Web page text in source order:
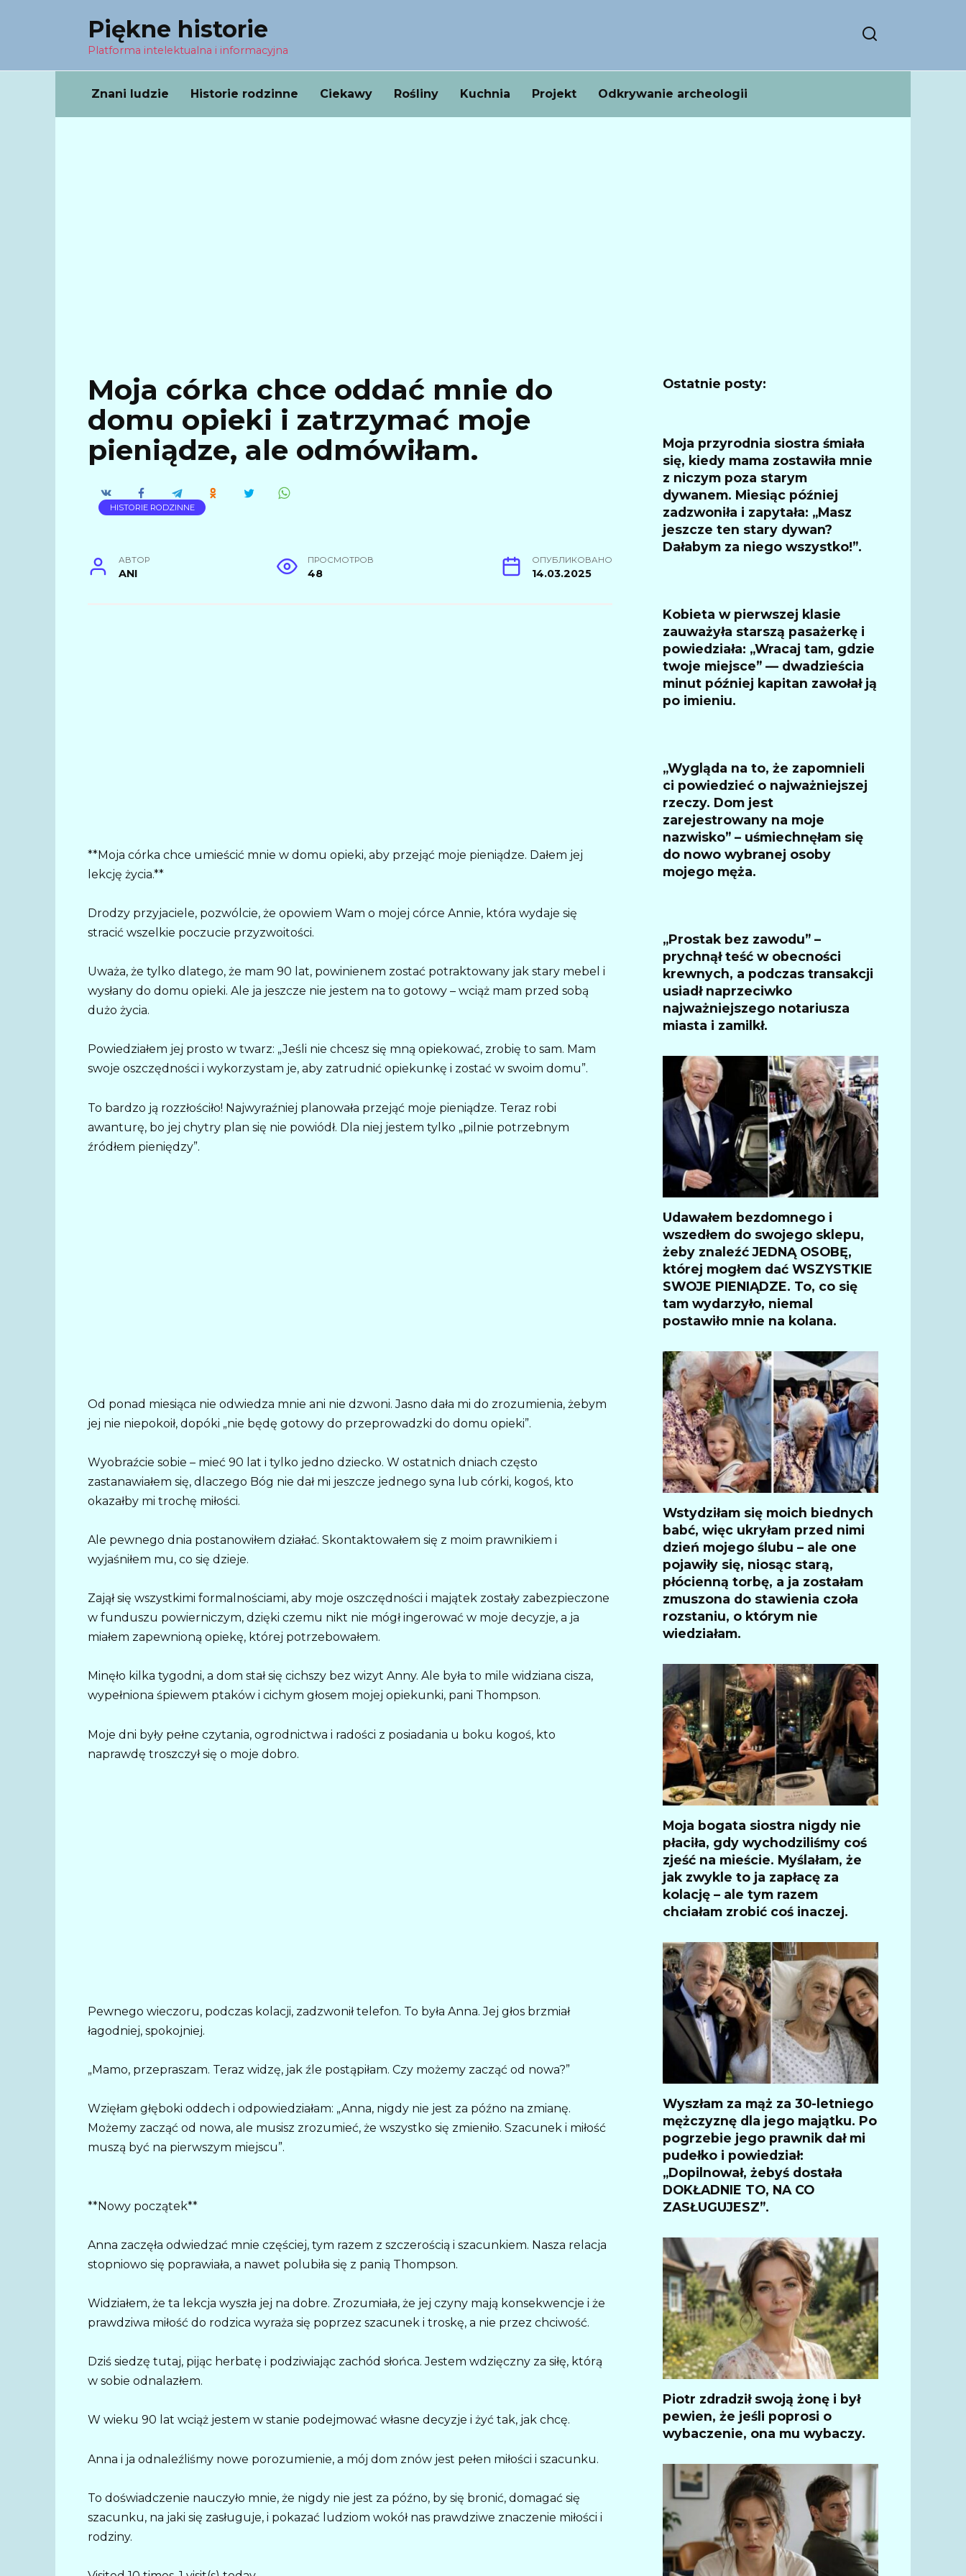
Piękne historie
Platforma intelektualna i informacyjna
Znani ludzie Historie rodzinne Ciekawy Rośliny Kuchnia Projekt Odkrywanie archeologii
Moja córka chce oddać mnie do
domu opieki i zatrzymać moje
pieniądze, ale odmówiłam.
HISTORIE RODZINNE
АВТОР
ANI
ПРОСМОТРОВ
48
ОПУБЛИКОВАНО
14.03.2025
**Moja córka chce umieścić mnie w domu opieki, aby przejąć moje pieniądze. Dałem jej
lekcję życia.**
Drodzy przyjaciele, pozwólcie, że opowiem Wam o mojej córce Annie, która wydaje się
stracić wszelkie poczucie przyzwoitości.
Uważa, że tylko dlatego, że mam 90 lat, powinienem zostać potraktowany jak stary mebel i
wysłany do domu opieki. Ale ja jeszcze nie jestem na to gotowy – wciąż mam przed sobą
dużo życia.
Powiedziałem jej prosto w twarz: „Jeśli nie chcesz się mną opiekować, zrobię to sam. Mam
swoje oszczędności i wykorzystam je, aby zatrudnić opiekunkę i zostać w swoim domu”.
To bardzo ją rozzłościło! Najwyraźniej planowała przejąć moje pieniądze. Teraz robi
awanturę, bo jej chytry plan się nie powiódł. Dla niej jestem tylko „pilnie potrzebnym
źródłem pieniędzy”.
Od ponad miesiąca nie odwiedza mnie ani nie dzwoni. Jasno dała mi do zrozumienia, żebym
jej nie niepokoił, dopóki „nie będę gotowy do przeprowadzki do domu opieki”.
Wyobraźcie sobie – mieć 90 lat i tylko jedno dziecko. W ostatnich dniach często
zastanawiałem się, dlaczego Bóg nie dał mi jeszcze jednego syna lub córki, kogoś, kto
okazałby mi trochę miłości.
Ale pewnego dnia postanowiłem działać. Skontaktowałem się z moim prawnikiem i
wyjaśniłem mu, co się dzieje.
Zajął się wszystkimi formalnościami, aby moje oszczędności i majątek zostały zabezpieczone
w funduszu powierniczym, dzięki czemu nikt nie mógł ingerować w moje decyzje, a ja
miałem zapewnioną opiekę, której potrzebowałem.
Minęło kilka tygodni, a dom stał się cichszy bez wizyt Anny. Ale była to mile widziana cisza,
wypełniona śpiewem ptaków i cichym głosem mojej opiekunki, pani Thompson.
Moje dni były pełne czytania, ogrodnictwa i radości z posiadania u boku kogoś, kto
naprawdę troszczył się o moje dobro.
Pewnego wieczoru, podczas kolacji, zadzwonił telefon. To była Anna. Jej głos brzmiał
łagodniej, spokojniej.
„Mamo, przepraszam. Teraz widzę, jak źle postąpiłam. Czy możemy zacząć od nowa?”
Wzięłam głęboki oddech i odpowiedziałam: „Anna, nigdy nie jest za późno na zmianę.
Możemy zacząć od nowa, ale musisz zrozumieć, że wszystko się zmieniło. Szacunek i miłość
muszą być na pierwszym miejscu”.
**Nowy początek**
Anna zaczęła odwiedzać mnie częściej, tym razem z szczerością i szacunkiem. Nasza relacja
stopniowo się poprawiała, a nawet polubiła się z panią Thompson.
Widziałem, że ta lekcja wyszła jej na dobre. Zrozumiała, że jej czyny mają konsekwencje i że
prawdziwa miłość do rodzica wyraża się poprzez szacunek i troskę, a nie przez chciwość.
Dziś siedzę tutaj, pijąc herbatę i podziwiając zachód słońca. Jestem wdzięczny za siłę, którą
w sobie odnalazłem.
W wieku 90 lat wciąż jestem w stanie podejmować własne decyzje i żyć tak, jak chcę.
Anna i ja odnaleźliśmy nowe porozumienie, a mój dom znów jest pełen miłości i szacunku.
To doświadczenie nauczyło mnie, że nigdy nie jest za późno, by się bronić, domagać się
szacunku, na jaki się zasługuje, i pokazać ludziom wokół nas prawdziwe znaczenie miłości i
rodziny.
Ostatnie posty:
Moja przyrodnia siostra śmiała
się, kiedy mama zostawiła mnie
z niczym poza starym
dywanem. Miesiąc później
zadzwoniła i zapytała: „Masz
jeszcze ten stary dywan?
Dałabym za niego wszystko!”.
Kobieta w pierwszej klasie
zauważyła starszą pasażerkę i
powiedziała: „Wracaj tam, gdzie
twoje miejsce” — dwadzieścia
minut później kapitan zawołał ją
po imieniu.
„Wygląda na to, że zapomnieli
ci powiedzieć o najważniejszej
rzeczy. Dom jest
zarejestrowany na moje
nazwisko” – uśmiechnęłam się
do nowo wybranej osoby
mojego męża.
„Prostak bez zawodu” –
prychnął teść w obecności
krewnych, a podczas transakcji
usiadł naprzeciwko
najważniejszego notariusza
miasta i zamilkł.
Udawałem bezdomnego i
wszedłem do swojego sklepu,
żeby znaleźć JEDNĄ OSOBĘ,
której mogłem dać WSZYSTKIE
SWOJE PIENIĄDZE. To, co się
tam wydarzyło, niemal
postawiło mnie na kolana.
Wstydziłam się moich biednych
babć, więc ukryłam przed nimi
dzień mojego ślubu – ale one
pojawiły się, niosąc starą,
płócienną torbę, a ja zostałam
zmuszona do stawienia czoła
rozstaniu, o którym nie
wiedziałam.
Moja bogata siostra nigdy nie
płaciła, gdy wychodziliśmy coś
zjeść na mieście. Myślałam, że
jak zwykle to ja zapłacę za
kolację – ale tym razem
chciałam zrobić coś inaczej.
Wyszłam za mąż za 30-letniego
mężczyznę dla jego majątku. Po
pogrzebie jego prawnik dał mi
pudełko i powiedział:
„Dopilnował, żebyś dostała
DOKŁADNIE TO, NA CO
ZASŁUGUJESZ”.
Piotr zdradził swoją żonę i był
pewien, że jeśli poprosi o
wybaczenie, ona mu wybaczy.